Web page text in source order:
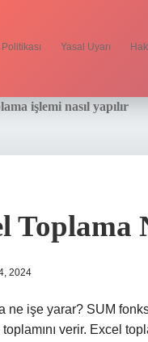
Yasal Uyarı
işlemi nasıl yapılır
Toplama
2024
ne işe yarar? SUM
verir. Excel